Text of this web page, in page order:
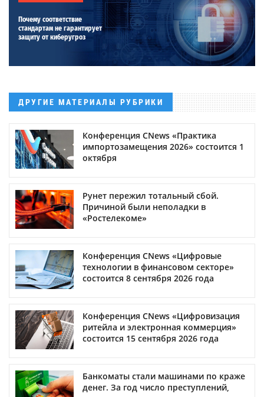
Почему соответствие
стандартам не гарантирует
защиту от киберугроз
ДРУГИЕ МАТЕРИАЛЫ РУБРИКИ
Конференция CNews «Практика
импортозамещения 2026» состоится 1
октября
Рунет пережил тотальный сбой.
Причиной были неполадки в
«Ростелекоме»
Конференция CNews «Цифровые
технологии в финансовом секторе»
состоится 8 сентября 2026 года
Конференция CNews «Цифровизация
ритейла и электронная коммерция»
состоится 15 сентября 2026 года
Банкоматы стали машинами по краже
денег. За год число преступлений,